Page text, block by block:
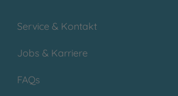
Service & Kontakt
Jobs & Karriere
FAQs